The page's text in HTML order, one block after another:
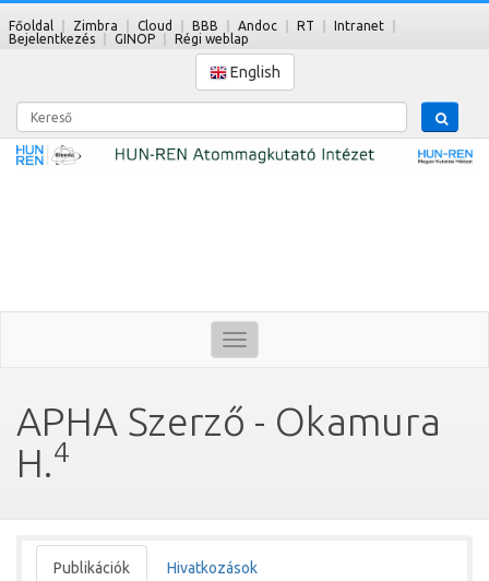
Főoldal Zimbra Cloud BBB Andoc RT
Intranet
Bejelentkezés
GINOP Régi weblap
English
Kereső
Toggle
navigation
APHA Szerző - Okamura
H.4
Publikációk Hivatkozások